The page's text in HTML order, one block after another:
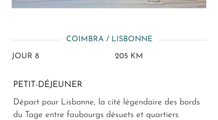
COIMBRA / LISBONNE
JOUR 8 205 KM
PETIT-DÉJEUNER
Départ pour Lisbonne, la cité légendaire des bords
du Tage entre faubourgs désuets et quartiers